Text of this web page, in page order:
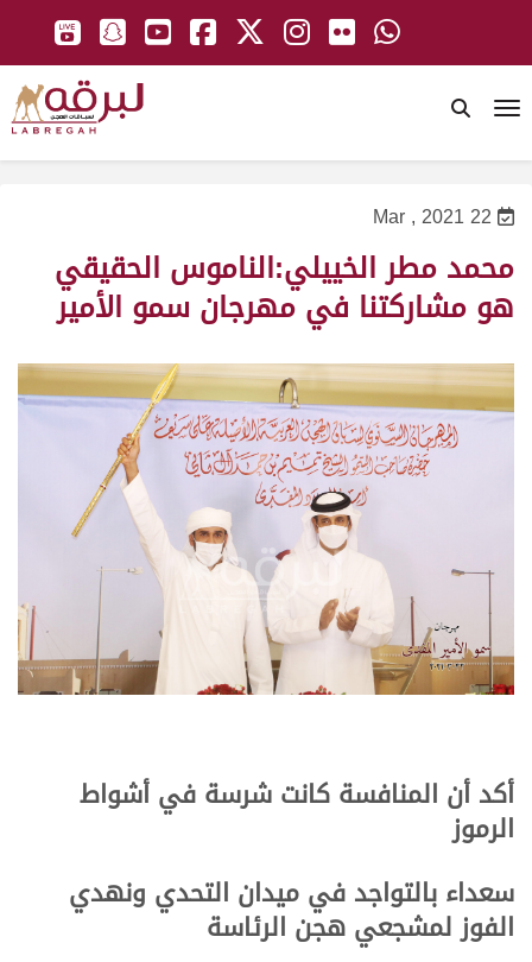
22 Mar , 2021
محمد مطر الخييلي:الناموس الحقيقي
هو مشاركتنا في مهرجان سمو الأمير
أكد أن المنافسة كانت شرسة في أشواط
الرموز
سعداء بالتواجد في ميدان التحدي ونهدي
الفوز لمشجعي هجن الرئاسة